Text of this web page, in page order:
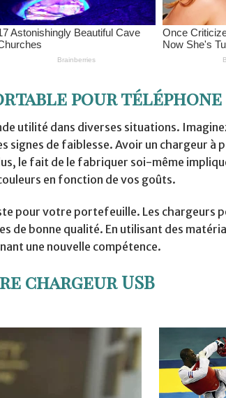
pour téléphone
utilité dans diverses situations.
de faiblesse. Avoir un chargeur à
le fait de le fabriquer soi-même
en fonction de vos goûts.
pour votre portefeuille. Les chargeurs
de bonne qualité. En utilisant des
une nouvelle compétence.
chargeur USB